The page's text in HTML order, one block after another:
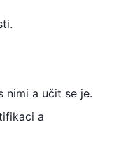
nimi a učit se je.
a